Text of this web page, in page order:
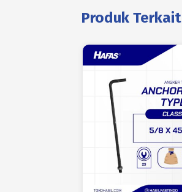
Produk Terkait